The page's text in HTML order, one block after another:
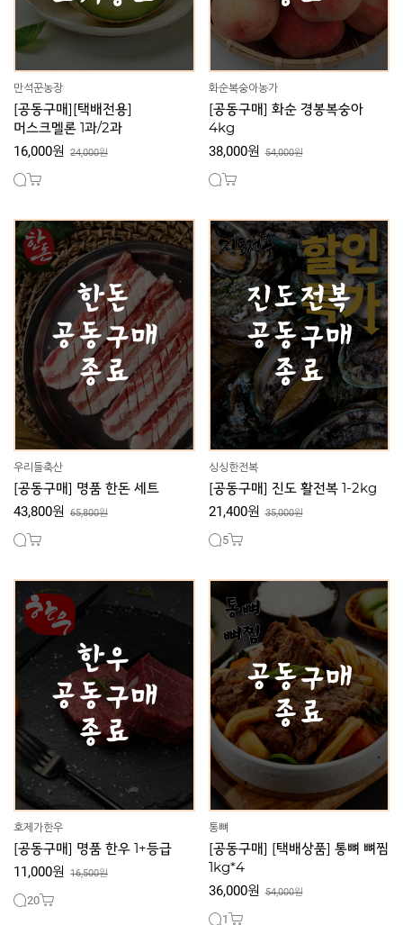
만석꾼농장
[공동구매][택배전용]
머스크멜론 1과/2과
16,000원 24,000원
화순복숭아농가
[공동구매] 화순 경봉복숭아
4kg
38,000원 54,000원
우리들축산
[공동구매] 명품 한돈 세트
43,800원 65,800원
싱싱한전복
[공동구매] 진도 활전복 1-2kg
21,400원 35,000원
5
호제가한우
[공동구매] 명품 한우 1+등급
11,000원 16,500원
20
통뼈
[공동구매] [택배상품] 통뼈 뼈찜
1kg*4
36,000원 54,000원
1